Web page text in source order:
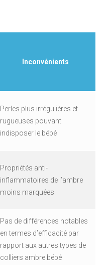
Inconvénients
Perles plus irrégulières et
rugueuses pouvant
indisposer le bébé
Propriétés anti-
inflammatoires de l’ambre
moins marquées
Pas de différences notables
en termes d’efficacité par
rapport aux autres types de
colliers ambre bébé